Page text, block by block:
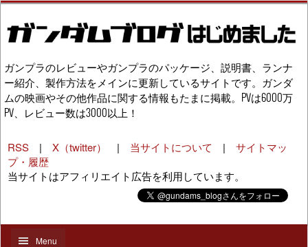
ガンプラのレビューやガンプラのパッケージ、説明書、ランナ
ー紹介、製作方法をメインに更新しているサイトです。ガンダ
ムの映画やその他作品に関する情報もたまに掲載。PVは6000万
PV、レビュー数は3000以上！
RSS | X（twitter） | 当サイトについて | サイトマッ
プ・履歴
当サイトはアフィリエイト広告を利用しています。
Menu